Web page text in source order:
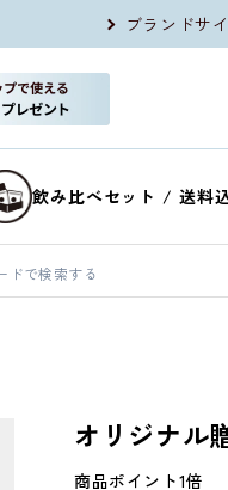
ブランドサ
飲み比べセット / 送料
オリジナル